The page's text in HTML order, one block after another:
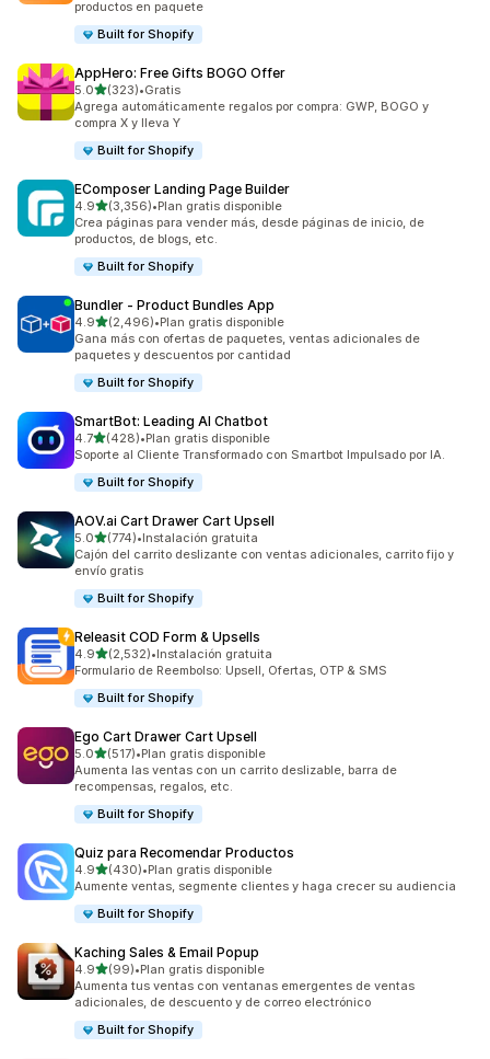
productos en paquete
Built for Shopify
AppHero: Free Gifts BOGO Offer
5.0de 5 estrellas
(323)
323 reseñas en total
•Gratis
Agrega automáticamente regalos por compra: GWP, BOGO y
compra X y lleva Y
Built for Shopify
EComposer Landing Page Builder
4.9de 5 estrellas
(3,356)
3356 reseñas en total
•Plan gratis disponible
Crea páginas para vender más, desde páginas de inicio, de
productos, de blogs, etc.
Built for Shopify
Bundler ‑ Product Bundles App
4.9de 5 estrellas
(2,496)
2496 reseñas en total
•Plan gratis disponible
Gana más con ofertas de paquetes, ventas adicionales de
paquetes y descuentos por cantidad
Built for Shopify
SmartBot: Leading AI Chatbot
4.7de 5 estrellas
(428)
428 reseñas en total
•Plan gratis disponible
Soporte al Cliente Transformado con Smartbot Impulsado por IA.
Built for Shopify
AOV.ai Cart Drawer Cart Upsell
5.0de 5 estrellas
(774)
774 reseñas en total
•Instalación gratuita
Cajón del carrito deslizante con ventas adicionales, carrito fijo y
envío gratis
Built for Shopify
Releasit COD Form & Upsells
4.9de 5 estrellas
(2,532)
2532 reseñas en total
•Instalación gratuita
Formulario de Reembolso: Upsell, Ofertas, OTP & SMS
Built for Shopify
Ego Cart Drawer Cart Upsell
5.0de 5 estrellas
(517)
517 reseñas en total
•Plan gratis disponible
Aumenta las ventas con un carrito deslizable, barra de
recompensas, regalos, etc.
Built for Shopify
Quiz para Recomendar Productos
4.9de 5 estrellas
(430)
430 reseñas en total
•Plan gratis disponible
Aumente ventas, segmente clientes y haga crecer su audiencia
Built for Shopify
Kaching Sales & Email Popup
4.9de 5 estrellas
(99)
99 reseñas en total
•Plan gratis disponible
Aumenta tus ventas con ventanas emergentes de ventas
adicionales, de descuento y de correo electrónico
Built for Shopify